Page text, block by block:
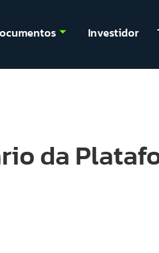
Investidor
da